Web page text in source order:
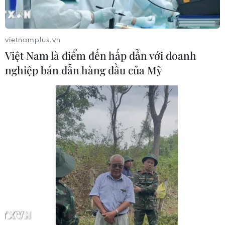
độ
08/08/2026 05:39
Đà Nẵng tìm "lời giải bài toán" an
ninh nguồn nước
08/08/2026 05:05
Sơn La công bố tình huống khẩn cấp
về thiên tai với hai xã Muổi Nọi, Nậm
08/08/2026 03:53
Kết luận số 75-KL/TW: Cà Mau chủ
động thích ứng với biến đổi khí hậu
vietnamplus.vn
Việt Nam là điểm đến hấp dẫn với doanh
nghiệp bán dẫn hàng đầu của Mỹ